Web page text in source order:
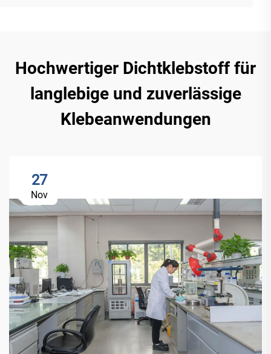
Hochwertiger Dichtklebstoff für
langlebige und zuverlässige
Klebeanwendungen
27
Nov